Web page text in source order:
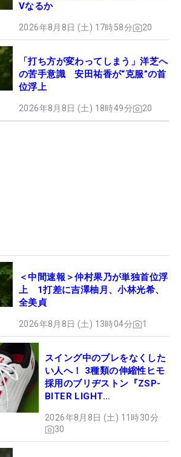
Vなるか
2026年8月8日 (土) 17時58分 20
「打ち方が変わってしまう」洋芝へ
の苦手意識 安田祐香が“克服”の首
位浮上
2026年8月8日 (土) 18時49分 20
＜中間速報＞仲村果乃が単独首位浮
上 1打差に吉澤柚月、小林光希、
全美貞
2026年8月8日 (土) 13時04分 1
スイング中のブレをなくした
い人へ！ 3種類の伸縮性ヒモ
採用のブリヂストン『ZSP-
BITER LIGHT
ュー
2026年8月8日 (土) 11時30分
30